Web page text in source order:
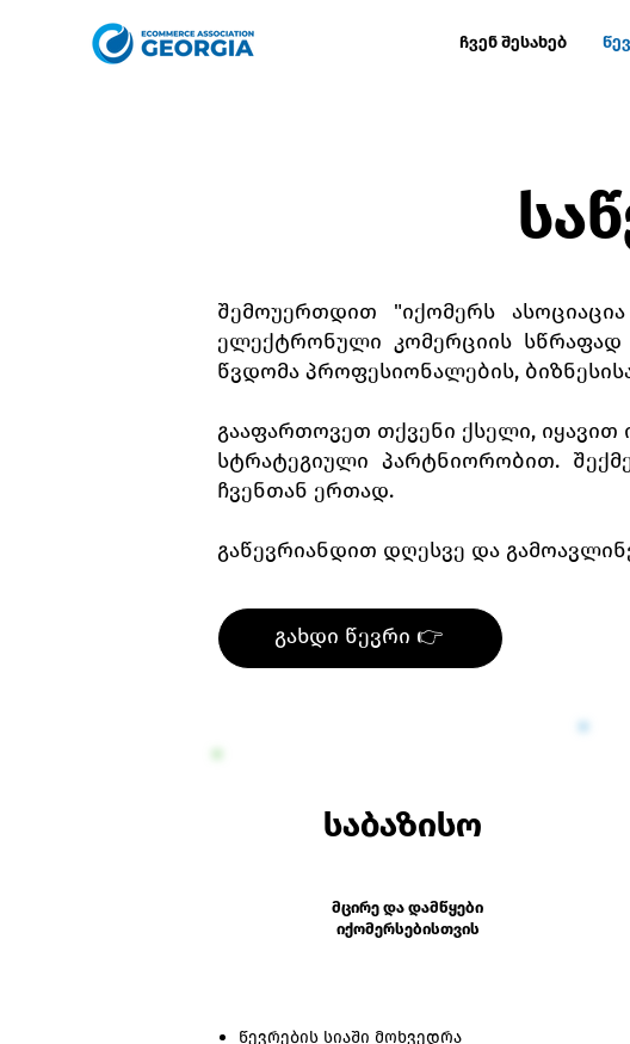
ჩვენ შესახებ
შემოუერთდით "იქომერს
ელექტრონული კომერციის სწრაფად
წვდომა პროფესიონალების,
გააფართოვეთ თქვენი ქსელი,
სტრატეგიული პარტნიორობით.
ჩვენთან ერთად.
გაწევრიანდით დღესვე და
გახდი წევრი 👉
საბაზისო
მცირე და დამწყები
იქომერსებისთვის
წევრების სიაში მოხვედრა